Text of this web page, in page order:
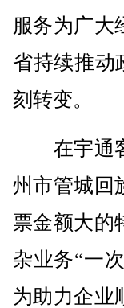
服务为广大
省持续推动
刻转变。
在宇通客
州市管城回
票金额大的
杂业务“一
为助力企业